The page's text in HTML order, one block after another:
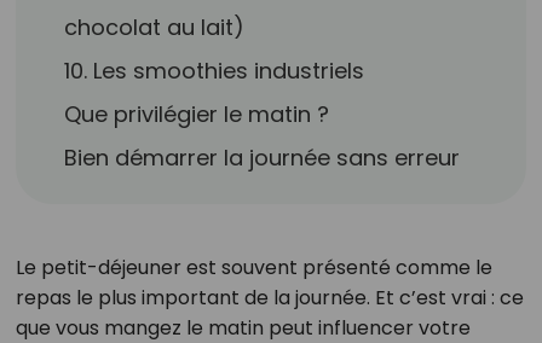
chocolat au lait)
10. Les smoothies industriels
Que privilégier le matin ?
Bien démarrer la journée sans erreur
Le petit-déjeuner est souvent présenté comme le
repas le plus important de la journée. Et c’est vrai : ce
que vous mangez le matin peut influencer votre